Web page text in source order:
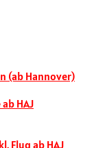
(ab Hannover)
HAJ
Flug ab HAJ